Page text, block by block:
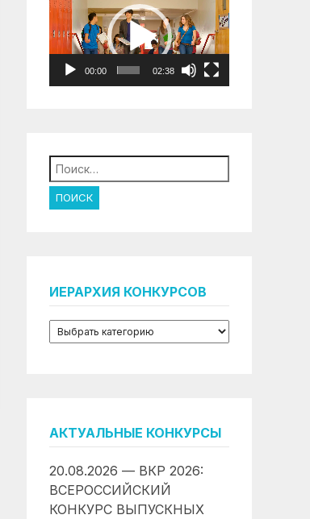
00:00 02:38
Найти:
ИЕРАРХИЯ КОНКУРСОВ
АКТУАЛЬНЫЕ КОНКУРСЫ
20.08.2026 — ВКР 2026:
ВСЕРОССИЙСКИЙ
КОНКУРС ВЫПУСКНЫХ